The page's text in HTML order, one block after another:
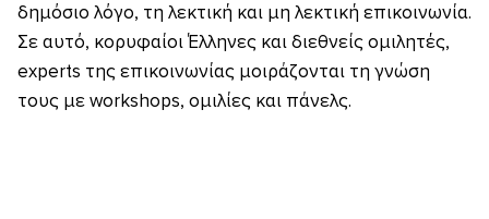
δημόσιο λόγo, τη λεκτική και μη λεκτική επικοινωνία.
Σε αυτό, κορυφαίοι Έλληνες και διεθνείς ομιλητές,
experts της επικοινωνίας μοιράζονται τη γνώση
τους με workshops, ομιλίες και πάνελς.